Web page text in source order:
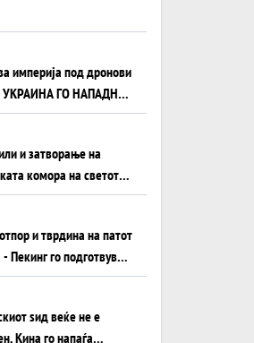
империја под дронови
ГО НАПАДНА
и затворање на
комора на светот:
Суец најавува
инфаркт?
и тврдина на патот
Пекинг го подготвува
копнена
ѕид веќе не е
Кина го напаѓа